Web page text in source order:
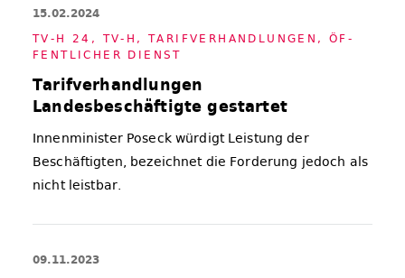
15.02.2024
TV-H 24 , TV-H ,TA­RIF­VER­HAND­LUN­GEN ,ÖF­
FENT­LI­CHER DIENST
Tarifverhandlungen
Landesbeschäftigte gestartet
Innenminister Poseck würdigt Leistung der
Beschäftigten, bezeichnet die Forderung jedoch als
nicht leistbar.
09.11.2023